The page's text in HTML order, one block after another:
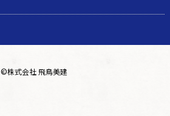
©株式会社 飛鳥美建